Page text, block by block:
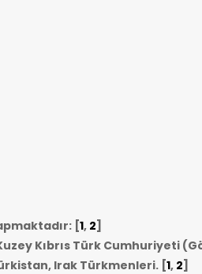
[1, 2]
Kıbrıs Türk Cumhuriyeti
Irak Türkmenleri.[1, 2]